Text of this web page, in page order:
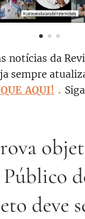
notícias da
sempre
AQUI! .
deve